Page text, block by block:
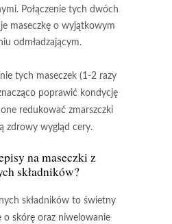
Połączenie tych dwóch
maseczkę o wyjątkowym
odmładzającym.
tych maseczek (1-2 razy
poprawić kondycję
redukować zmarszczki
zdrowy wygląd cery.
na maseczki z
składników?
składników to świetny
o skórę oraz niwelowanie